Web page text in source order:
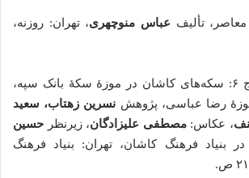
تألیف عباس منوچهری، تهران: روزنه،
ـ دانشنامة کاشان، ج ۶: سکه‌های کاشان در موزۀ سکۀ بانک سپه،
رضا عباسی، پژوهش نسرین زهتاب، سعید
، عکاس:مصطفی علیزادگان، زیرنظر حسین
بنیاد فرهنگ کاشان، تهران: بنیاد فرهنگ